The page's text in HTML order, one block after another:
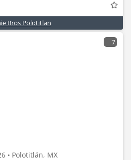
Bros Polotitlan
7
• Polotitlán, MX